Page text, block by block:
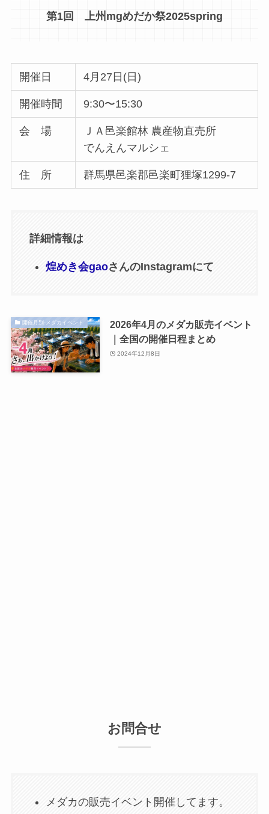
第1回 上州mgめだか祭2025spring
開催日 4月27日(日)
開催時間 9:30〜15:30
会 場
ＪＡ邑楽館林 農産物直売所
でんえんマルシェ
住 所 群馬県邑楽郡邑楽町狸塚1299-7
詳細情報は
煌めき会gaoさんのInstagramにて
開催月別-メダカイベント
2026年4月のメダカ販売イベント
｜全国の開催日程まとめ
2024年12月8日
お問合せ
メダカの販売イベント開催してます。